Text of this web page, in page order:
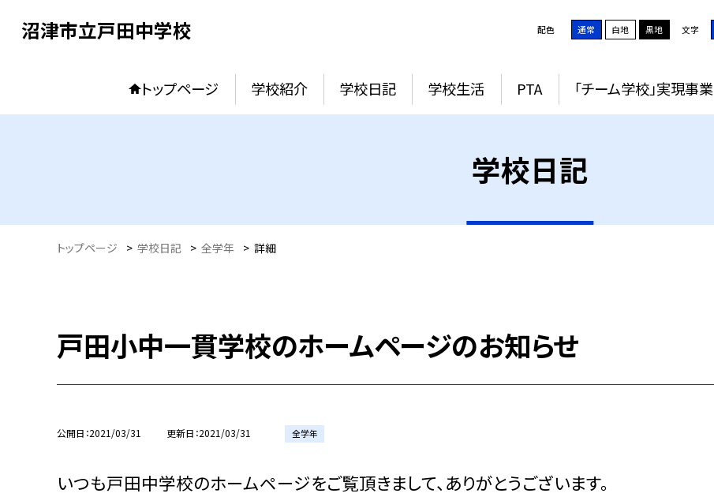
沼津市立戸田中学校 配色 通常 白地 黒地 文字
トップページ 学校紹介 学校日記 学校生活 PTA 「チーム学校」実現事業
学校日記
トップページ > 学校日記 > 全学年 > 詳細
戸田小中一貫学校のホームページのお知らせ
公開日 2021/03/31 更新日 2021/03/31 全学年
いつも戸田中学校のホームページをご覧頂きまして、ありがとうございます。